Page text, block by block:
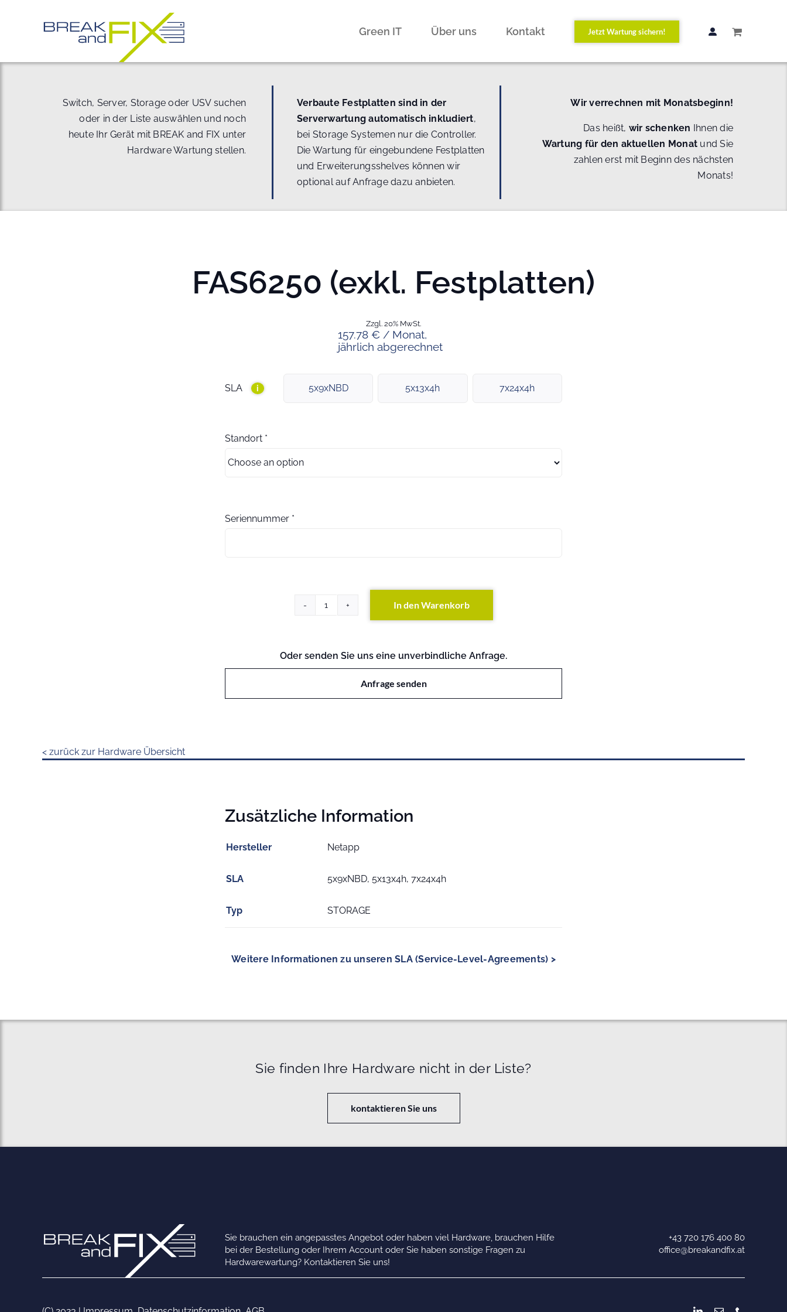
Green IT Über uns Kontakt Jetzt Wartung sichern!
Switch, Server, Storage oder USV suchen
oder in der Liste auswählen und noch
heute Ihr Gerät mit BREAK and FIX unter
Hardware Wartung stellen.
Verbaute Festplatten sind in der
Serverwartung automatisch inkludiert,
bei Storage Systemen nur die Controller.
Die Wartung für eingebundene Festplatten
und Erweiterungsshelves können wir
optional auf Anfrage dazu anbieten.
Wir verrechnen mit Monatsbeginn!
Das heißt, wir schenken Ihnen die
Wartung für den aktuellen Monat und Sie
zahlen erst mit Beginn des nächsten
Monats!
FAS6250 (exkl. Festplatten)
157.78 € / Monat,
jährlich abgerechnet
Zzgl. 20% MwSt.
SLA i 5x9xNBD 5x13x4h 7x24x4h
Standort *
Seriennummer *
FAS6250
In den Warenkorb
Oder senden Sie uns eine unverbindliche Anfrage.
Anfrage senden
< zurück zur Hardware Übersicht
Zusätzliche Information
Hersteller Netapp
SLA 5x9xNBD, 5x13x4h, 7x24x4h
Typ STORAGE
Weitere Informationen zu unseren SLA (Service-Level-Agreements) >
Sie finden Ihre Hardware nicht in der Liste?
kontaktieren Sie uns
Sie brauchen ein angepasstes Angebot oder haben viel Hardware, brauchen Hilfe
bei der Bestellung oder Ihrem Account oder Sie haben sonstige Fragen zu
Hardwarewartung? Kontaktieren Sie uns!
+43 720 176 400 80
office@breakandfix.at